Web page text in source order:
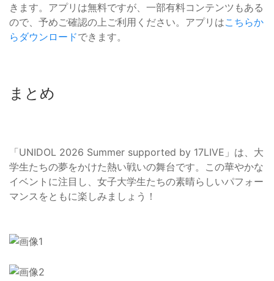
きます。アプリは無料ですが、一部有料コンテンツもある
ので、予めご確認の上ご利用ください。アプリはこちらか
らダウンロードできます。
まとめ
「UNIDOL 2026 Summer supported by 17LIVE」は、大
学生たちの夢をかけた熱い戦いの舞台です。この華やかな
イベントに注目し、女子大学生たちの素晴らしいパフォー
マンスをともに楽しみましょう！